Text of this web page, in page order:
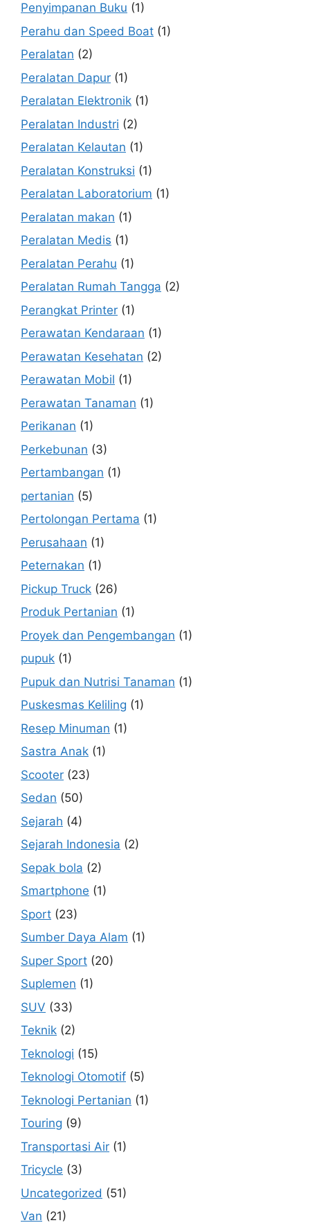
Penyimpanan Buku (1)
Perahu dan Speed Boat (1)
Peralatan (2)
Peralatan Dapur (1)
Peralatan Elektronik (1)
Peralatan Industri (2)
Peralatan Kelautan (1)
Peralatan Konstruksi (1)
Peralatan Laboratorium (1)
Peralatan makan (1)
Peralatan Medis (1)
Peralatan Perahu (1)
Peralatan Rumah Tangga (2)
Perangkat Printer (1)
Perawatan Kendaraan (1)
Perawatan Kesehatan (2)
Perawatan Mobil (1)
Perawatan Tanaman (1)
Perikanan (1)
Perkebunan (3)
Pertambangan (1)
pertanian (5)
Pertolongan Pertama (1)
Perusahaan (1)
Peternakan (1)
Pickup Truck (26)
Produk Pertanian (1)
Proyek dan Pengembangan (1)
pupuk (1)
Pupuk dan Nutrisi Tanaman (1)
Puskesmas Keliling (1)
Resep Minuman (1)
Sastra Anak (1)
Scooter (23)
Sedan (50)
Sejarah (4)
Sejarah Indonesia (2)
Sepak bola (2)
Smartphone (1)
Sport (23)
Sumber Daya Alam (1)
Super Sport (20)
Suplemen (1)
SUV (33)
Teknik (2)
Teknologi (15)
Teknologi Otomotif (5)
Teknologi Pertanian (1)
Touring (9)
Transportasi Air (1)
Tricycle (3)
Uncategorized (51)
Van (21)